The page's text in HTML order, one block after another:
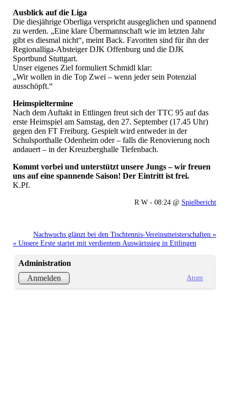
Ausblick auf die Liga
Die diesjährige Oberliga verspricht ausgeglichen und spannend
zu werden. „Eine klare Übermannschaft wie im letzten Jahr
gibt es diesmal nicht“, meint Back. Favoriten sind für ihn der
Regionalliga-Absteiger DJK Offenburg und die DJK
Sportbund Stuttgart.
Unser eigenes Ziel formuliert Schmidl klar:
„Wir wollen in die Top Zwei – wenn jeder sein Potenzial
ausschöpft.“
Heimspieltermine
Nach dem Auftakt in Ettlingen freut sich der TTC 95 auf das
erste Heimspiel am Samstag, den 27. September (17.45 Uhr)
gegen den FT Freiburg. Gespielt wird entweder in der
Schulsporthalle Odenheim oder – falls die Renovierung noch
andauert – in der Kreuzberghalle Tiefenbach.
Kommt vorbei und unterstützt unsere Jungs – wir freuen
uns auf eine spannende Saison! Der Eintritt ist frei.
K.Pf.
R W - 08:24 @ Spielbericht
Nachwuchs glänzt bei den Tischtennis-Vereinsmeisterschaften »
« Unsere Erste startet mit verdientem Auswärtssieg in Ettlingen
Administration
Anmelden
Atom